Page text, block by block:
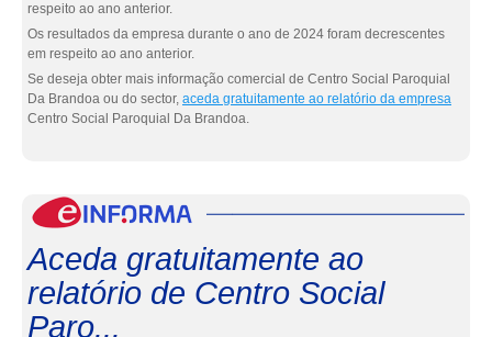
respeito ao ano anterior.
Os resultados da empresa durante o ano de 2024 foram decrescentes
em respeito ao ano anterior.
Se deseja obter mais informação comercial de Centro Social Paroquial
Da Brandoa ou do sector, aceda gratuitamente ao relatório da empresa
Centro Social Paroquial Da Brandoa.
Aceda gratuitamente ao
relatório de Centro Social
Paro...